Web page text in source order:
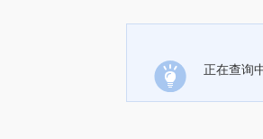
正在查询